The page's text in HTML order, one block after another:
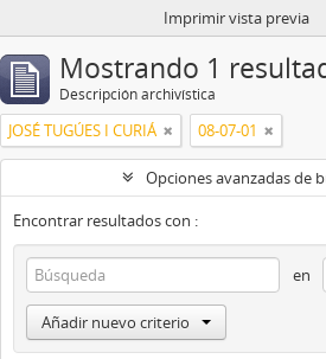
Imprimir vista previa
Mostrando 1
Descripción archivística
JOSÉ TUGÚES I CURIÁ 08-07-01
Opciones avanzadas de
Encontrar resultados con :
en
Añadir nuevo criterio